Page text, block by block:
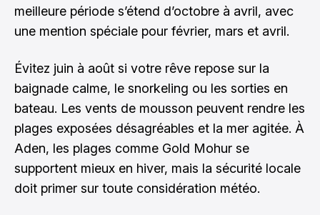
meilleure période s’étend d’octobre à avril, avec
une mention spéciale pour février, mars et avril.
Évitez juin à août si votre rêve repose sur la
baignade calme, le snorkeling ou les sorties en
bateau. Les vents de mousson peuvent rendre les
plages exposées désagréables et la mer agitée. À
Aden, les plages comme Gold Mohur se
supportent mieux en hiver, mais la sécurité locale
doit primer sur toute considération météo.